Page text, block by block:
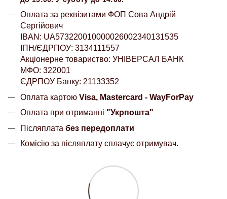
Оплата за реквізитами ФОП Сова Андрій
Сергійович
IBAN: UA573220010000026002340131535
ІПН/ЄДРПОУ: 3134111557
Акціонерне товариство: УНІВЕРСАЛ БАНК
МФО: 322001
ЄДРПОУ Банку: 21133352
Оплата картою Visa, Mastercard - WayForPay
Оплата при отриманні "Укрпошта"
Післяплата без передоплати
Комісію за післяплату сплачує отримувач.